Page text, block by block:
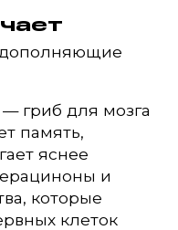
гриб для мозга
память,
яснее
и
которые
клеток